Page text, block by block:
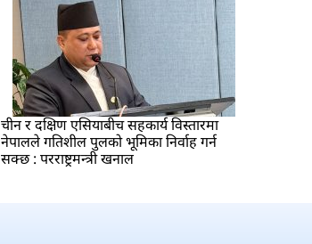
चीन र दक्षिण एसियाबीच सहकार्य विस्तारमा
नेपालले गतिशील पुलको भूमिका निर्वाह गर्न
सक्छ : परराष्ट्रमन्त्री खनाल